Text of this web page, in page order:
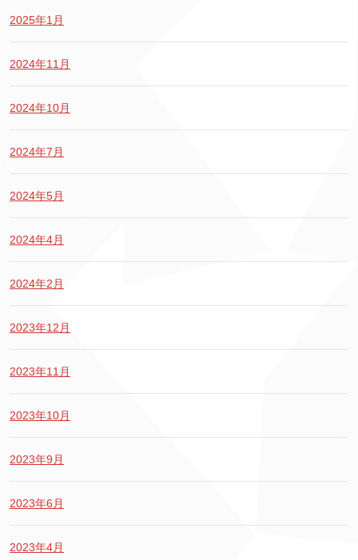
2025年1月
2024年11月
2024年10月
2024年7月
2024年5月
2024年4月
2024年2月
2023年12月
2023年11月
2023年10月
2023年9月
2023年6月
2023年4月